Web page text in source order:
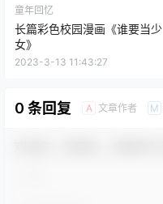
童年回忆
长篇彩色校园漫画《谁要当少
女》
2023-3-13 11:43:27
0 条回复 A 文章作者 M